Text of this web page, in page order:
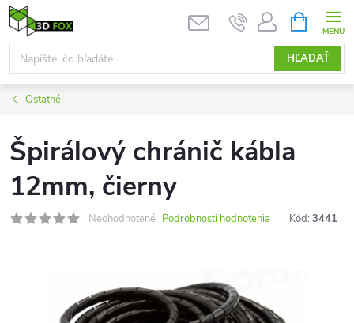
Prejsť
na
obsah
HĽADAŤ
KOŠÍK
Ostatné
Špirálový chránič kábla
12mm, čierny
Neohodnotené Podrobnosti hodnotenia Kód: 3441